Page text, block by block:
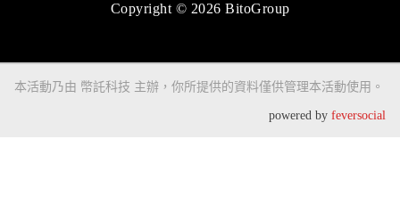
Copyright © 2026 BitoGroup
本活動乃由 幣託科技 主辦，你所提供的資料僅供管理本活動使用。
powered by feversocial